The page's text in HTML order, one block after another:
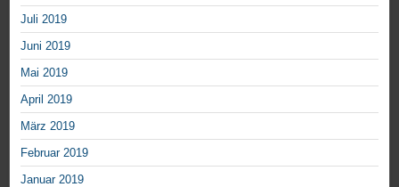
Juli 2019
Juni 2019
Mai 2019
April 2019
März 2019
Februar 2019
Januar 2019